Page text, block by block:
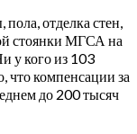
отделка стен,
стоянки МГСА на
у кого из 103
что компенсации за
до 200 тысяч